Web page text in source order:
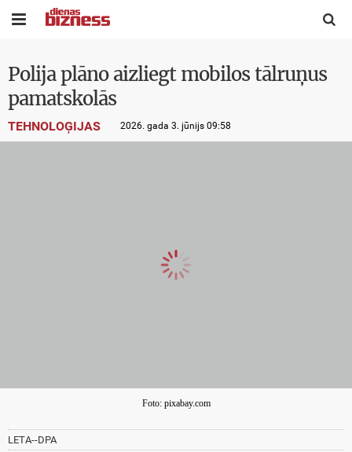
 
Polija plāno aizliegt mobilos tālruņus
pamatskolās
TEHNOLOĢIJAS 2026. gada 3. jūnijs 09:58
Foto: pixabay.com
LETA--DPA